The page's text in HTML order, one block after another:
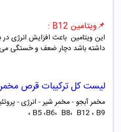
📌ویتامین B12 :
داشته باشد دچار ضعف و خستگی
لیست کل ترکیبات قرص مخمر
، B5 ،B6، B8، B12 ، B9